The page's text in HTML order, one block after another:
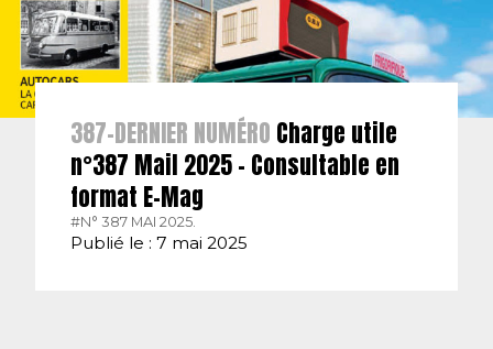
387-DERNIER NUMÉRO Charge utile
n°387 Mail 2025 – Consultable en
format E-Mag
#N° 387 MAI 2025.
Publié le : 7 mai 2025